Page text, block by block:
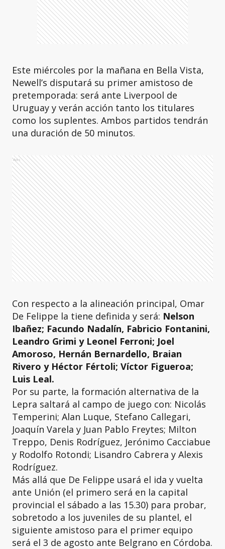
Este miércoles por la mañana en Bella Vista,
Newell’s disputará su primer amistoso de
pretemporada: será ante Liverpool de
Uruguay y verán acción tanto los titulares
como los suplentes. Ambos partidos tendrán
una duración de 50 minutos.
Ads
Con respecto a la alineación principal, Omar
De Felippe la tiene definida y será: Nelson
Ibañez; Facundo Nadalín, Fabricio Fontanini,
Leandro Grimi y Leonel Ferroni; Joel
Amoroso, Hernán Bernardello, Braian
Rivero y Héctor Fértoli; Víctor Figueroa;
Luis Leal.
Por su parte, la formación alternativa de la
Lepra saltará al campo de juego con: Nicolás
Temperini; Alan Luque, Stefano Callegari,
Joaquín Varela y Juan Pablo Freytes; Milton
Treppo, Denis Rodríguez, Jerónimo Cacciabue
y Rodolfo Rotondi; Lisandro Cabrera y Alexis
Rodríguez.
Más allá que De Felippe usará el ida y vuelta
ante Unión (el primero será en la capital
provincial el sábado a las 15.30) para probar,
sobretodo a los juveniles de su plantel, el
siguiente amistoso para el primer equipo
será el 3 de agosto ante Belgrano en Córdoba.